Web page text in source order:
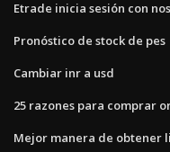
Etrade inicia sesión con
Pronóstico de stock de pes
Cambiar inr a usd
25 razones para comprar
Mejor manera de obtener